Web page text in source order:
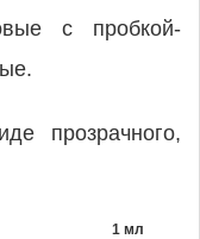
с пробкой-
прозрачного,
1 мл